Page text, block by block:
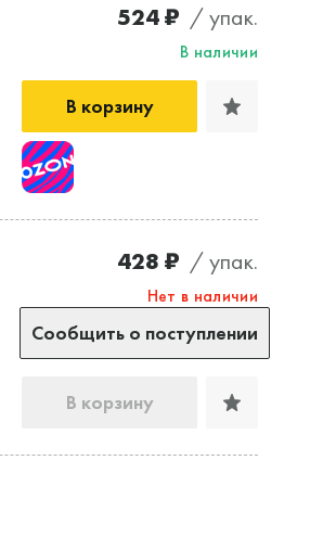
524 ₽ / упак.
В наличии
В корзину
428 ₽ / упак.
Нет в наличии
Сообщить о поступлении
В корзину